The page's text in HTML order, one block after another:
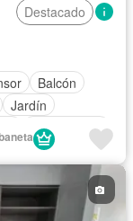
Destacado
Balcón
Jardín
Solo familias